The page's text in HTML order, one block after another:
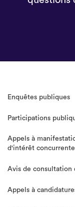
Enquêtes publiques
Participations
Appels à
d'intérêt concurrente
Avis de consultation
Appels à